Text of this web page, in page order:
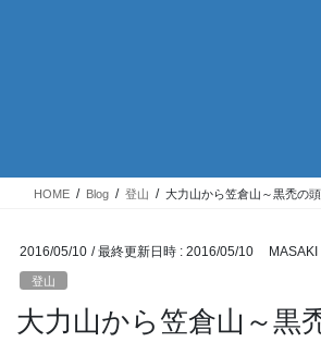
HOME Blog 登山 大力山から笠倉山～黒禿の
2016/05/10 / 最終更新日時 : 2016/05/10
登山
大力山から笠倉山～黒